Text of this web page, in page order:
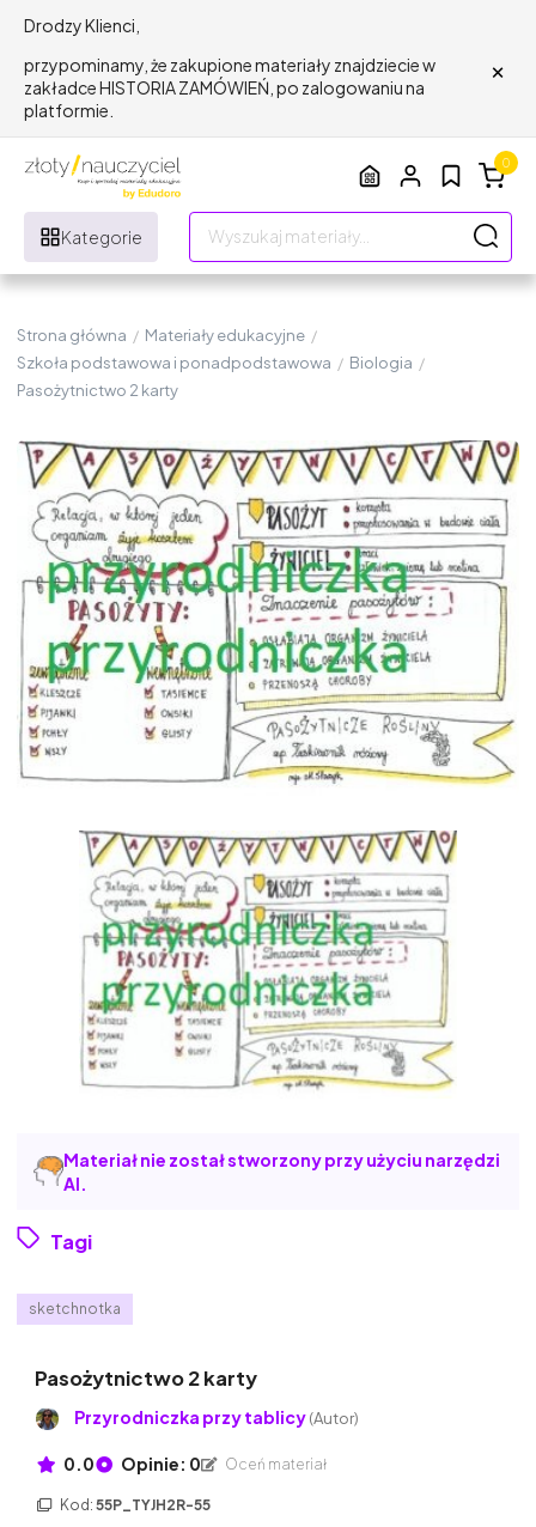
Drodzy Klienci,
przypominamy, że zakupione materiały znajdziecie w
zakładce HISTORIA ZAMÓWIEŃ, po zalogowaniu na
platformie.
×
Kategorie
0
Strona główna / Materiały edukacyjne /
Szkoła podstawowa i ponadpodstawowa / Biologia /
Pasożytnictwo 2 karty
Materiał nie został stworzony przy użyciu narzędzi
AI.
Tagi
sketchnotka
Pasożytnictwo 2 karty
Przyrodniczka przy tablicy(Autor)
0.0 Opinie: 0 Oceń materiał
Kod: 55P_TYJH2R-55